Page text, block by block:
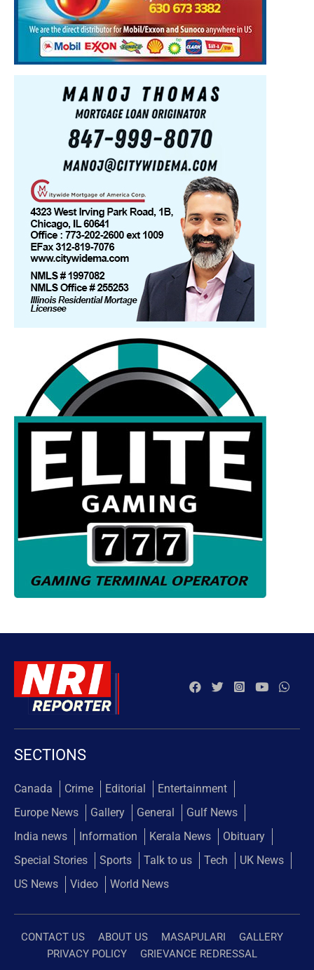
SECTIONS
Canada Crime Editorial
Entertainment
Europe News
Gallery General
Gulf News
India news
Information Kerala News
Obituary
Special Stories
Sports Talk to us Tech
UK News
US News
Video World News
CONTACT US ABOUT US MASAPULARI
GALLERY
PRIVACY POLICY
GRIEVANCE REDRESSAL